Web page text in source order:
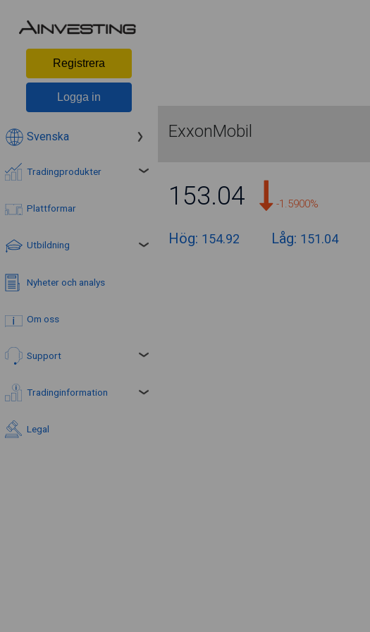
Registrera
Logga in
Svenska
Tradingprodukter
Plattformar
Utbildning
Nyheter och analys
Om oss
Support
Tradinginformation
Legal
ExxonMobil
153.04 -1.5900%
Hög: 154.92 Låg: 151.04